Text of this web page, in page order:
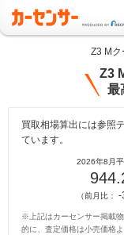
Z3 Mク
Z3
最
買取相場算出には参照
ています。
2026年8月
（前月比： -
※上記はカーセンサー掲載
的に、査定価格は小売価格よ